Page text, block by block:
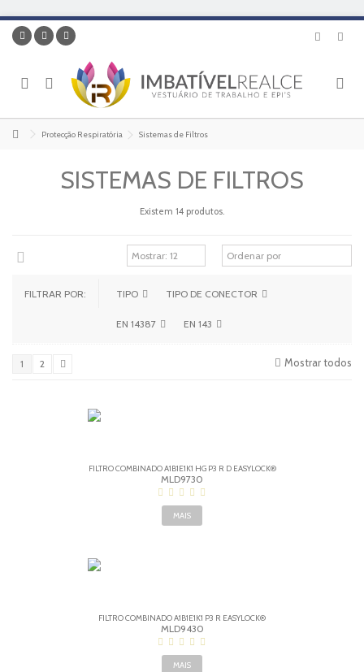
Protecção Respiratória Sistemas de Filtros
SISTEMAS DE FILTROS
Existem 14 produtos.
FILTRAR POR: TIPO TIPO DE CONECTOR
EN 14387 EN 143
Mostrar todos
1 2
FILTRO COMBINADO A1B1E1K1 HG P3 R D EASYLOCK®
MLD9730
MAIS
FILTRO COMBINADO A1B1E1K1 P3 R EASYLOCK®
MLD9430
MAIS